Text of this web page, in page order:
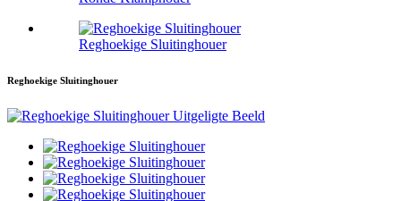
Reghoekige Sluitinghouer
Reghoekige Sluitinghouer